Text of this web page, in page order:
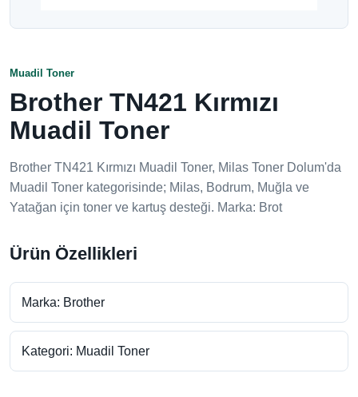
Muadil Toner
Brother TN421 Kırmızı
Muadil Toner
Brother TN421 Kırmızı Muadil Toner, Milas Toner Dolum'da
Muadil Toner kategorisinde; Milas, Bodrum, Muğla ve
Yatağan için toner ve kartuş desteği. Marka: Brot
Ürün Özellikleri
Marka: Brother
Kategori: Muadil Toner